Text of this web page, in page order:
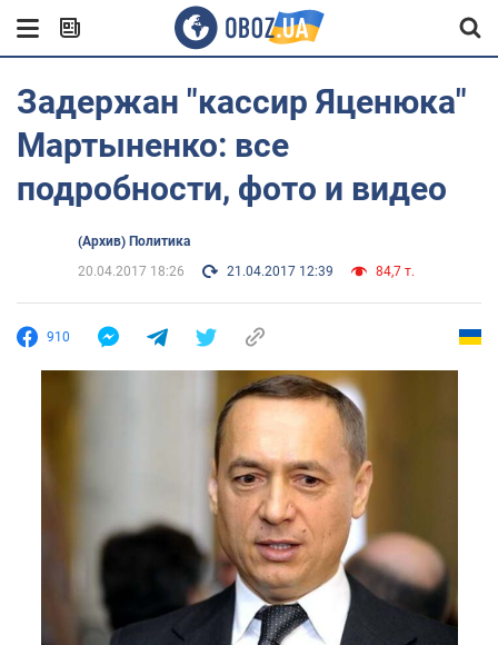
Задержан "кассир Яценюка"
Мартыненко: все
подробности, фото и видео
(Архив) Политика
20.04.2017 18:26
21.04.2017 12:39 84,7 т.
910